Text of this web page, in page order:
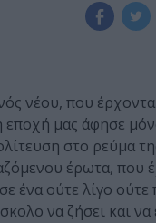
νέου, που
εποχή μας άφησε
στο ρεύμα
έρωτα, που
ένα ούτε λίγο
να ζήσει και